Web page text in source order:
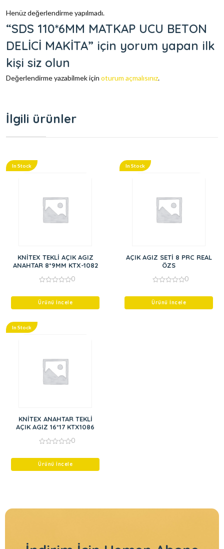
Henüz değerlendirme yapılmadı.
“SDS 110*6MM MATKAP UCU BETON
DELİCİ MAKİTA” için yorum yapan ilk
kişi siz olun
Değerlendirme yazabilmek için oturum açmalısınız.
İlgili ürünler
In Stock
KNİTEX TEKLİ AÇIK AGIZ
ANAHTAR 8*9MM KTX-1082
of
0
Ürünü İncele
In Stock
AÇIK AGIZ SETİ 8 PRC REAL
ÖZS
of
0
Ürünü İncele
In Stock
KNİTEX ANAHTAR TEKLİ
AÇIK AGIZ 16*17 KTX1086
of
0
Ürünü İncele